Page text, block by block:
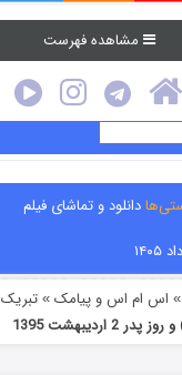
مشاهده فهرست
دانلود و تماشای فیلم
» اس ام اس و پیامک »تبریک
اردیبهشت 1395